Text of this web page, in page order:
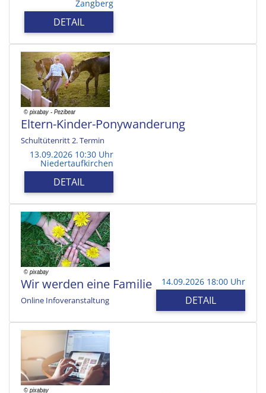
Zangberg
DETAIL
Eltern-Kinder-Ponywanderung
Schultütenritt 2. Termin
13.09.2026 10:30 Uhr
Niedertaufkirchen
DETAIL
Wir werden eine Familie
Online Infoveranstaltung
14.09.2026 18:00 Uhr
DETAIL